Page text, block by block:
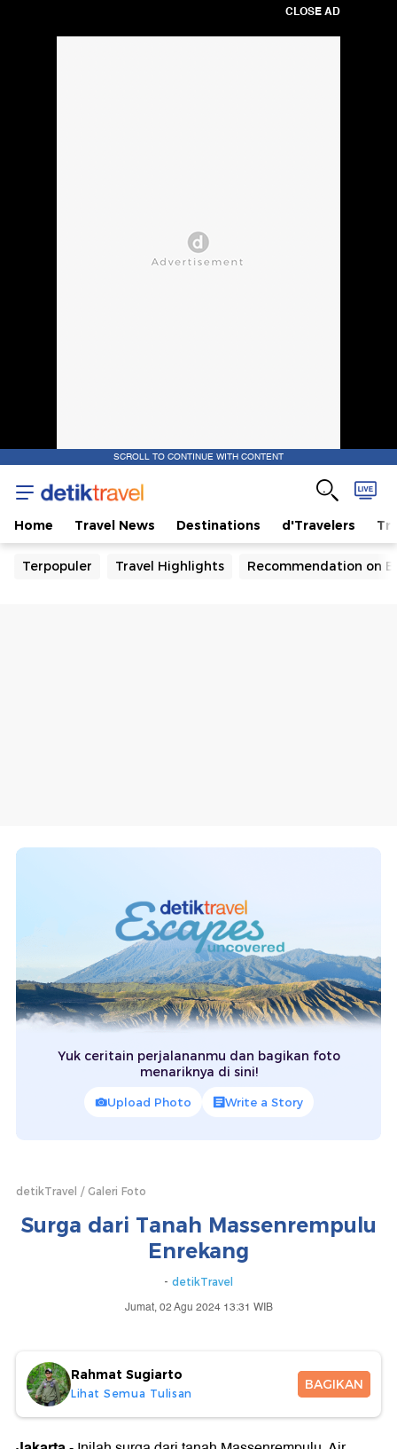
CLOSE AD
SCROLL TO CONTINUE WITH CONTENT
Home Travel News Destinations d'Travelers
Terpopuler Travel Highlights Recommendation on
Yuk ceritain perjalananmu dan bagikan foto
menariknya di sini!
Upload Photo Write a Story
detikTravel Galeri Foto
Surga dari Tanah Massenrempulu
Enrekang
- detikTravel
Jumat, 02 Agu 2024 13:31 WIB
Rahmat Sugiarto
Lihat Semua Tulisan
BAGIKAN